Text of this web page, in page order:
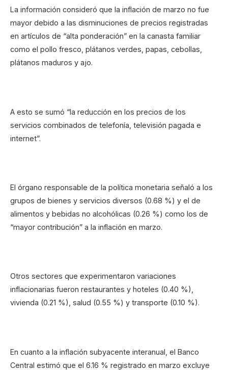
La información consideró que la inflación de marzo no fue
mayor debido a las disminuciones de precios registradas
en artículos de “alta ponderación” en la canasta familiar
como el pollo fresco, plátanos verdes, papas, cebollas,
plátanos maduros y ajo.
A esto se sumó “la reducción en los precios de los
servicios combinados de telefonía, televisión pagada e
internet”.
El órgano responsable de la política monetaria señaló a los
grupos de bienes y servicios diversos (0.68 %) y el de
alimentos y bebidas no alcohólicas (0.26 %) como los de
“mayor contribución” a la inflación en marzo.
Otros sectores que experimentaron variaciones
inflacionarias fueron restaurantes y hoteles (0.40 %),
vivienda (0.21 %), salud (0.55 %) y transporte (0.10 %).
En cuanto a la inflación subyacente interanual, el Banco
Central estimó que el 6.16 % registrado en marzo excluye